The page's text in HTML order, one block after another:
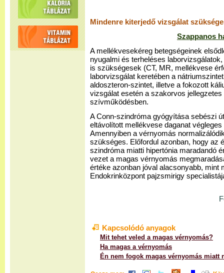
Mindenre kiterjedő vizsgálat
Szappanos
A mellékvesekéreg betegségeinek
nyugalmi és terheléses
is szükségesek (CT, MR, mellékvese
laborvizsgálat keretében a
aldoszteron-szintet, illetve a fokozott
vizsgálat esetén a szakorvos jellegzetes
szívműködésben.
A Conn-szindróma gyógyítása sebészi
eltávolított mellékvese daganat
Amennyiben a vérnyomás
szükséges. Előfordul azonban, hogy az
szindróma miatti hipertónia maradandó
vezet a magas vérnyomás
értéke azonban jóval alacsonyabb, mint
Endokrinközpont pajzsmirigy
Kapcsolódó anyagok
Mit tehet veled a magas vérnyomás?
Ha magas a vérnyomás
Én nem fogok magas vérnyomás miatt